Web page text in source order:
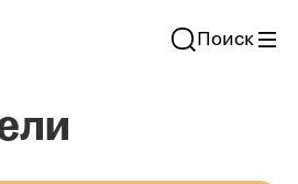
Поиск